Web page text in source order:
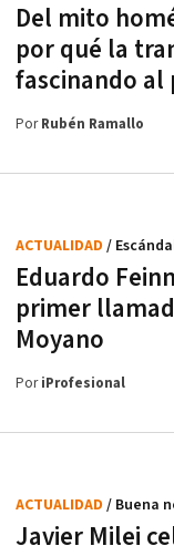
Del mito
por qué la
fascinando al
PorRubén Ramallo
Eduardo
primer
Moyano
ACTUALIDAD /
PoriProfesional
Javier Milei
ACTUALIDAD / Buena